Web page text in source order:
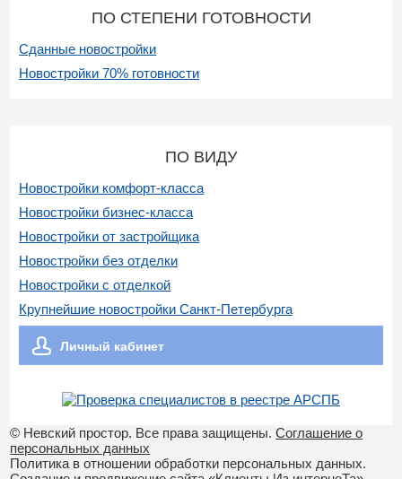
ПО СТЕПЕНИ ГОТОВНОСТИ
Сданные новостройки
Новостройки 70% готовности
ПО ВИДУ
Новостройки комфорт-класса
Новостройки бизнес-класса
Новостройки от застройщика
Новостройки без отделки
Новостройки с отделкой
Крупнейшие новостройки Санкт-Петербурга
Личный кабинет
© Невский простор. Все права защищены.Соглашение о
персональных данных
Политика в отношении обработки персональных данных.